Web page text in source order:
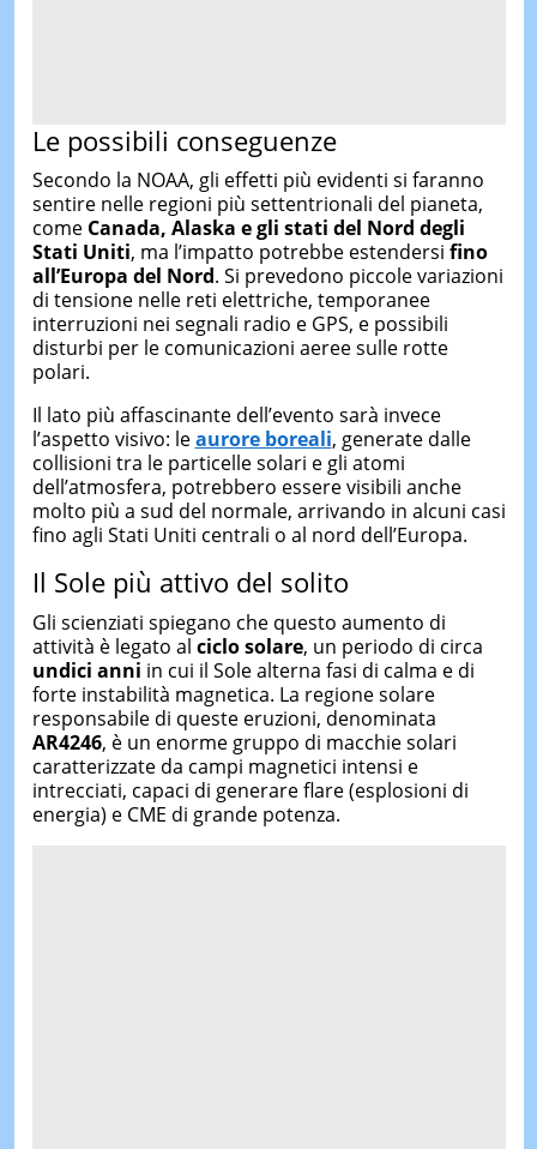
Le possibili conseguenze
Secondo la NOAA, gli effetti più evidenti si faranno
sentire nelle regioni più settentrionali del pianeta,
come Canada, Alaska e gli stati del Nord degli
Stati Uniti, ma l’impatto potrebbe estendersi fino
all’Europa del Nord. Si prevedono piccole variazioni
di tensione nelle reti elettriche, temporanee
interruzioni nei segnali radio e GPS, e possibili
disturbi per le comunicazioni aeree sulle rotte
polari.
Il lato più affascinante dell’evento sarà invece
l’aspetto visivo: leaurore boreali, generate dalle
collisioni tra le particelle solari e gli atomi
dell’atmosfera, potrebbero essere visibili anche
molto più a sud del normale, arrivando in alcuni casi
fino agli Stati Uniti centrali o al nord dell’Europa.
Il Sole più attivo del solito
Gli scienziati spiegano che questo aumento di
attività è legato al ciclo solare, un periodo di circa
undici anni in cui il Sole alterna fasi di calma e di
forte instabilità magnetica. La regione solare
responsabile di queste eruzioni, denominata
AR4246, è un enorme gruppo di macchie solari
caratterizzate da campi magnetici intensi e
intrecciati, capaci di generare flare (esplosioni di
energia) e CME di grande potenza.